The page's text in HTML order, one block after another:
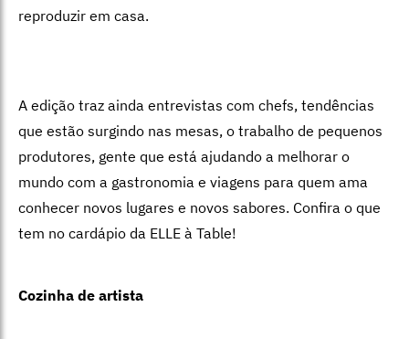
reproduzir em casa.
A edição traz ainda entrevistas com chefs, tendências
que estão surgindo nas mesas, o trabalho de pequenos
produtores, gente que está ajudando a melhorar o
mundo com a gastronomia e viagens para quem ama
conhecer novos lugares e novos sabores. Confira o que
tem no cardápio da ELLE à Table!
Cozinha de artista